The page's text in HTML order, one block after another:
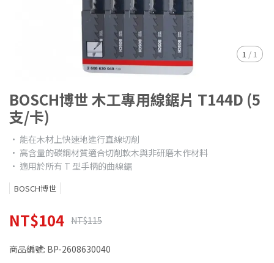
1 / 1
BOSCH博世 木工專用線鋸片 T144D (5
支/卡)
• 能在木材上快速地進行直線切削
• 高含量的碳鋼材質適合切削軟木與非研磨木作材料
• 適用於所有 T 型手柄的曲線鋸
BOSCH博世
NT$104 NT$115
商品編號: BP-2608630040